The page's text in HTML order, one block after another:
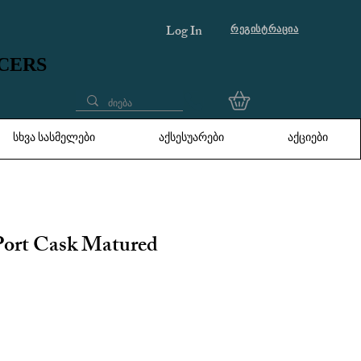
Log In რეგისტრაცია
Cask Matured
სხვა სასმელები აქსესუარები აქციები